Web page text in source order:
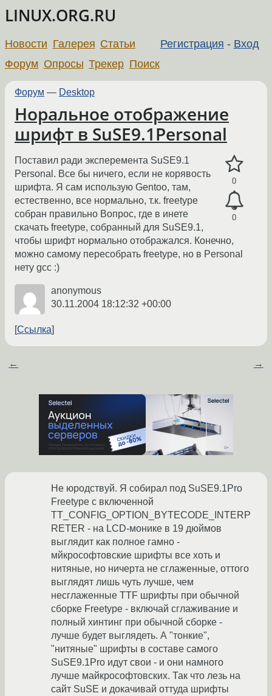
LINUX.ORG.RU
Регистрация - Вход
Новости Галерея Статьи
Форум Опросы Трекер Поиск
Форум — Desktop
Норальное отображение
шрифт в SuSE9.1Personal
0
0
Поставил ради эксперемента SuSE9.1
Personal. Все бы ничего, если не корявость
шрифта. Я сам использую Gentoo, там,
естественно, все нормально, т.к. freetype
собран правильно Вопрос, где в инете
скачать freetype, собранный для SuSE9.1,
чтобы шрифт нормально отображался. Конечно,
можно самому пересобрать freetype, но в Personal
нету gcc :)
anonymous
30.11.2004 18:12:32 +00:00
Ссылка
← →
Не юродствуй. Я собирал под SuSE9.1Pro
Freetype с включенной
TT_CONFIG_OPTION_BYTECODE_INTERP
RETER - на LCD-монике в 19 дюймов
выглядит как полное гамно -
мйкрософтовские шрифты все хоть и
нитяные, но ничерта не сглаженные, оттого
выглядят лишь чуть лучше, чем
несглаженные TTF шрифты при обычной
сборке Freetype - включай сглаживание и
полный хинтинг при обычной сборке -
лучше будет выглядеть. А "тонкие",
"нитяные" шрифты в составе самого
SuSE9.1Pro идут свои - и они намного
лучше майкрософтовских. Так что лезь на
сайт SuSE и докачивай оттуда шрифты